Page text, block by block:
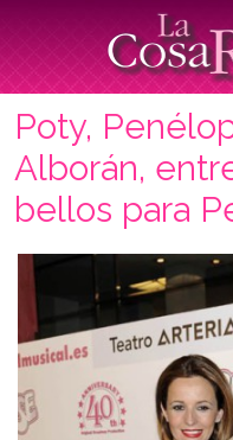
Poty,
Alborán,
bellos para